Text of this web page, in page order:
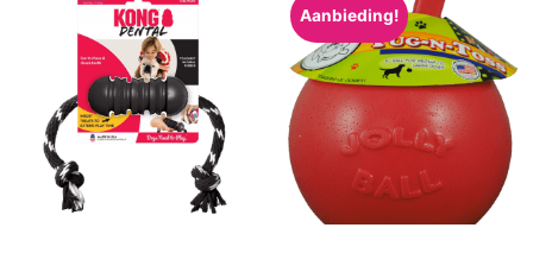
Aanbieding!